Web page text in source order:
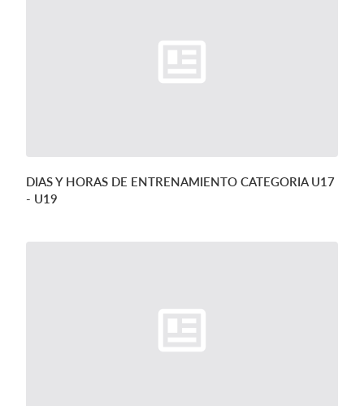
DIAS Y HORAS DE ENTRENAMIENTO CATEGORIA U17
- U19